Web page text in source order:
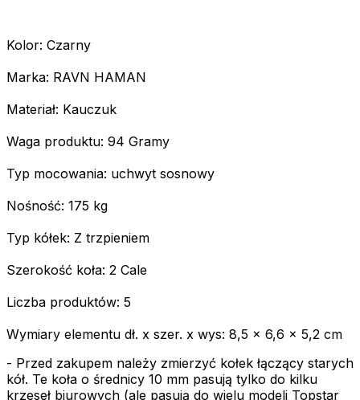
Kolor: Czarny
Marka: RAVN HAMAN
Materiał: Kauczuk
Waga produktu: 94 Gramy
Typ mocowania: uchwyt sosnowy
Nośność: 175 kg
Typ kółek: Z trzpieniem
Szerokość koła: 2 Cale
Liczba produktów: 5
Wymiary elementu dł. x szer. x wys: 8,5 x 6,6 x 5,2 cm
- Przed zakupem należy zmierzyć kołek łączący starych
kół. Te koła o średnicy 10 mm pasują tylko do kilku
krzeseł biurowych (ale pasują do wielu modeli Topstar